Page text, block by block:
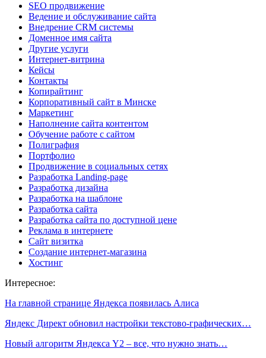
SEO продвижение
Ведение и обслуживание сайта
Внедрение CRM системы
Доменное имя сайта
Другие услуги
Интернет-витрина
Кейсы
Контакты
Копирайтинг
Корпоративный сайт в Минске
Маркетинг
Наполнение сайта контентом
Обучение работе с сайтом
Полиграфия
Портфолио
Продвижение в социальных сетях
Разработка Landing-page
Разработка дизайна
Разработка на шаблоне
Разработка сайта
Разработка сайта по доступной цене
Реклама в интернете
Сайт визитка
Создание интернет-магазина
Хостинг
Интересное:
На главной странице Яндекса появилась Алиса
Яндекс Директ обновил настройки текстово-графических…
Новый алгоритм Яндекса Y2 – все, что нужно знать…